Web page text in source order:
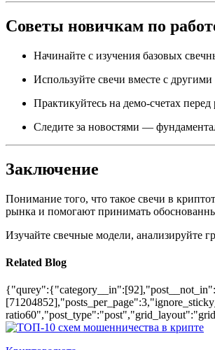
Советы новичкам по
Начинайте с изучения базовых
Используйте свечи вместе с
Практикуйтесь на демо-счетах
Следите за новостями —
Заключение
Понимание того, что такое свечи в
рынка и помогают принимать
Изучайте свечные модели, анализируйте
Related Blog
{"qurey":{"category__in":[92],"post__not_in":